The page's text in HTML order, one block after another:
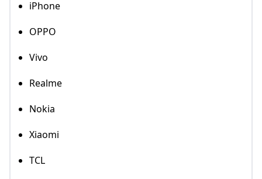
iPhone
OPPO
Vivo
Realme
Nokia
Xiaomi
TCL